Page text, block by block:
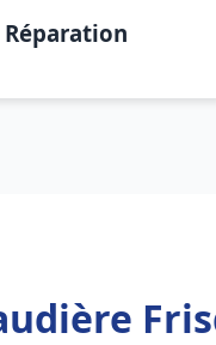
Réparation